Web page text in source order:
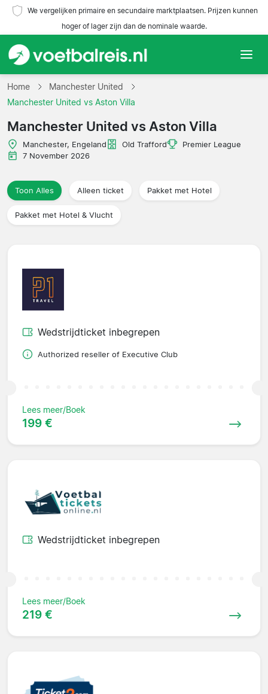
We vergelijken primaire en secundaire marktplaatsen. Prijzen kunnen
hoger of lager zijn dan de nominale waarde.
Home
Competities
Home
Manchester United
Manchester United vs Aston Villa
Manchester United vs Aston Villa
Manchester, Engeland Old Trafford
Premier League
7 November 2026
Toon Alles Alleen ticket Pakket met Hotel
Pakket met Hotel & Vlucht
Wedstrijdticket inbegrepen
Authorized reseller of Executive Club
Lees meer/Boek
199 €
Wedstrijdticket inbegrepen
Lees meer/Boek
219 €